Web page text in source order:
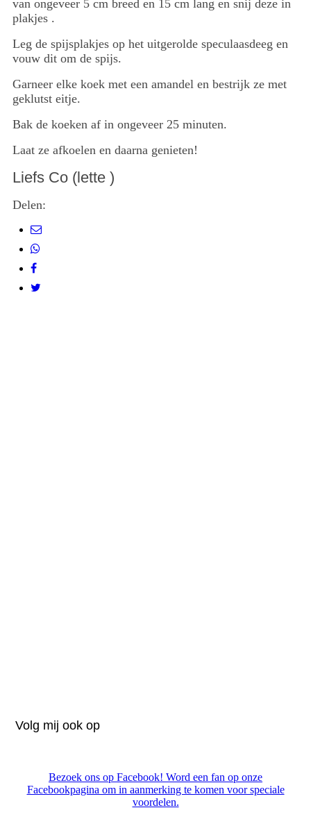
van ongeveer 5 cm breed en 15 cm lang en snij deze in
plakjes .
Leg de spijsplakjes op het uitgerolde speculaasdeeg en
vouw dit om de spijs.
Garneer elke koek met een amandel en bestrijk ze met
geklutst eitje.
Bak de koeken af in ongeveer 25 minuten.
Laat ze afkoelen en daarna genieten!
Liefs Co (lette )
Delen:
Volg mij ook op
Bezoek ons op Facebook! Word een fan op onze
Facebookpagina om in aanmerking te komen voor speciale
voordelen.